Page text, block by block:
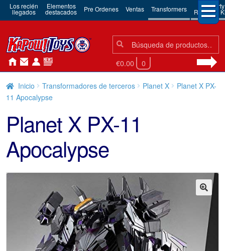
Los recién
llegados
Elementos
destacados Pre Ordenes Ventas Transformers 3rd Party
Robots &
Búsqueda:
Búsqueda
€0.00 0
Inicio Transformadores de terceros Planet X
Planet X PX-
11 Apocalypse
Planet X PX-11
Apocalypse